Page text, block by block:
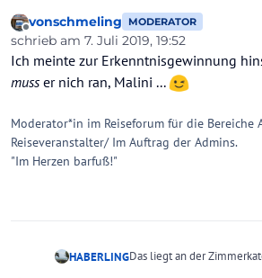
Offline
vonschmeling MODERATOR
schrieb am 7. Juli 2019, 19:52
zuletzt editiert von
Ich meinte zur Erkenntnisgewinnung
muss er nich ran, Malini ...
Moderator*in im Reiseforum für die Bereiche
Reiseveranstalter/ Im Auftrag der Admins.
"Im Herzen barfuß!"
HABERLINGDas liegt an der